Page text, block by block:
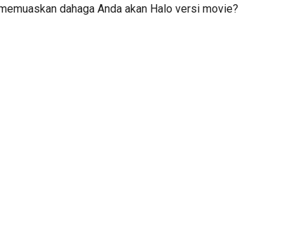
dahaga Anda akan Halo versi movie?